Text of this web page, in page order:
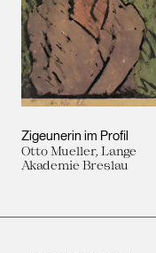
Zigeunerin im Profil
Otto Mueller, Lange
Akademie Breslau